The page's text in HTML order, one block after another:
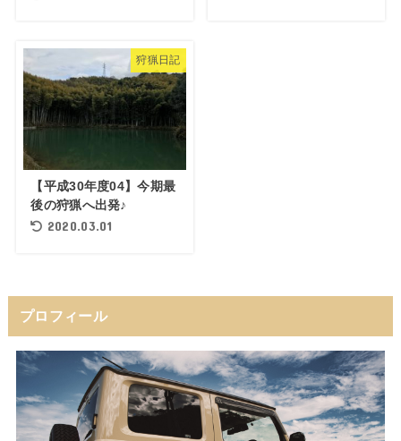
狩猟日記
【平成30年度04】今期最
後の狩猟へ出発♪
2020.03.01
プロフィール